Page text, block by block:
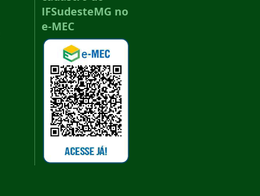
IFSudesteMG no
e-MEC